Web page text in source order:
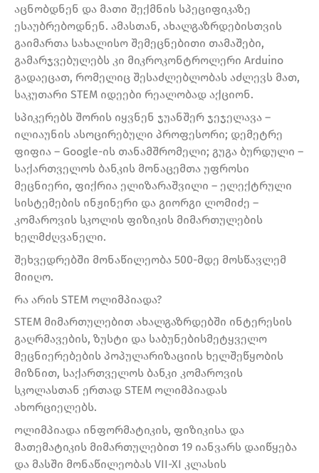
აცნობდნენ და მათი შექმნის სპეციფიკაზე
ესაუბრებოდნენ. ამასთან, ახალგაზრდებისთვის
გაიმართა სახალისო შემეცნებითი თამაშები,
გამარჯვებულებს კი მიკროკონტროლერი Arduino
გადაეცათ, რომელიც შესაძლებლობას აძლევს მათ,
საკუთარი STEM იდეები რეალობად აქციონ.
სპიკერებს შორის იყვნენ ჯუანშერ ჯეჯელავა –
ილიაუნის ასოცირებული პროფესორი; დემეტრე
ფიფია – Google-ის თანამშრომელი; გუგა ბურდული –
საქართველოს ბანკის მონაცემთა უფროსი
მეცნიერი, ფიქრია ელიზარაშვილი – ელექტრული
სისტემების ინჟინერი და გიორგი ლომიძე –
კომაროვის სკოლის ფიზიკის მიმართულების
ხელმძღვანელი.
შეხვედრებში მონაწილეობა 500-მდე მოსწავლემ
მიიღო.
რა არის STEM ოლიმპიადა?
STEM მიმართულებით ახალგაზრდებში ინტერესის
გაღრმავების, ზუსტი და საბუნებისმეტყველო
მეცნიერებების პოპულარიზაციის ხელშეწყობის
მიზნით, საქართველოს ბანკი კომაროვის
სკოლასთან ერთად STEM ოლიმპიადას
ახორციელებს.
ოლიმპიადა ინფორმატიკის, ფიზიკისა და
მათემატიკის მიმართულებით 19 იანვარს დაიწყება
და მასში მონაწილეობას VII-XI კლასის